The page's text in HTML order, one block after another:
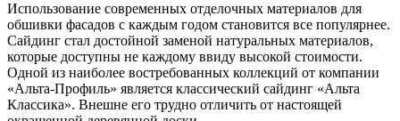
Использование современных отделочных материалов для
обшивки фасадов с каждым годом становится все популярнее.
Сайдинг стал достойной заменой натуральных материалов,
которые доступны не каждому ввиду высокой стоимости.
Одной из наиболее востребованных коллекций от компании
«Альта-Профиль» является классический сайдинг «Альта
Классика». Внешне его трудно отличить от настоящей